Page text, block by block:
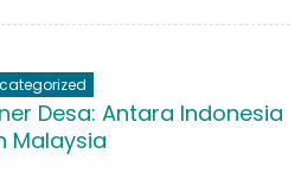
Antara
Desa: Antara Indonesia
Malaysia